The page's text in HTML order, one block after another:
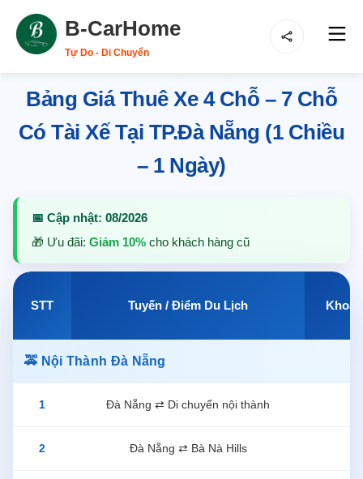
B-CarHome
Tự Do - Di Chuyển
Bảng Giá Thuê Xe 4 Chỗ – 7 Chỗ
Có Tài Xế Tại TP.Đà Nẵng (1 Chiều
– 1 Ngày)
📅 Cập nhật: 08/2026
🎁 Ưu đãi: Giảm 10% cho khách hàng cũ
STT Tuyến / Điểm Du Lịch
🚕 Nội Thành Đà Nẵng
1 Đà Nẵng ⇄ Di chuyển nội thành
2 Đà Nẵng ⇄ Bà Nà Hills